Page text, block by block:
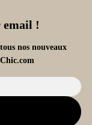
email !
nos nouveaux